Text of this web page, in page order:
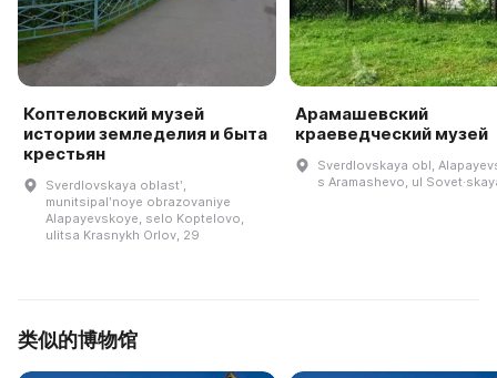
Коптеловский музей
истории земледелия и быта
крестьян
Sverdlovskaya oblastʹ,
munitsipalʹnoye obrazovaniye
Alapayevskoye, selo Koptelovo,
ulitsa Krasnykh Orlov, 29
Арамашевский
краеведческий музей
Sverdlovskaya obl,
s Aramashevo, ul
类似的博物馆